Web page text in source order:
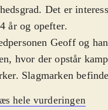
Det er
år og opefter.
Geoff og
hvor der opstår
Slagmarken
hele vurderingen